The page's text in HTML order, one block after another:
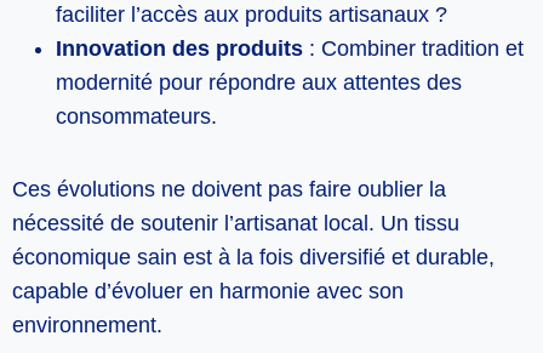
faciliter l’accès aux produits artisanaux ?
Innovation des produits : Combiner tradition et
modernité pour répondre aux attentes des
consommateurs.
Ces évolutions ne doivent pas faire oublier la
nécessité de soutenir l’artisanat local. Un tissu
économique sain est à la fois diversifié et durable,
capable d’évoluer en harmonie avec son
environnement.